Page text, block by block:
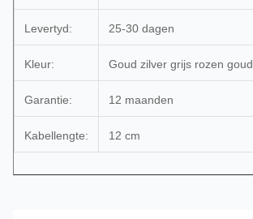
Levertyd: 25-30 dagen
Kleur: Goud zilver grijs rozen goud
Garantie: 12 maanden
Kabellengte: 12 cm